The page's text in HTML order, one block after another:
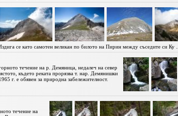
се като самотен великан по билото на Пирин между съседите си Ку ...
течение на р. Демяница, недалеч на север
където реката прорязва т. нар. Демянишки
г. е обявен за природна забележителност.
течение на